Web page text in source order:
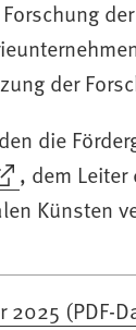
der
die
, dem Leiter
Künsten
2025 PDF-